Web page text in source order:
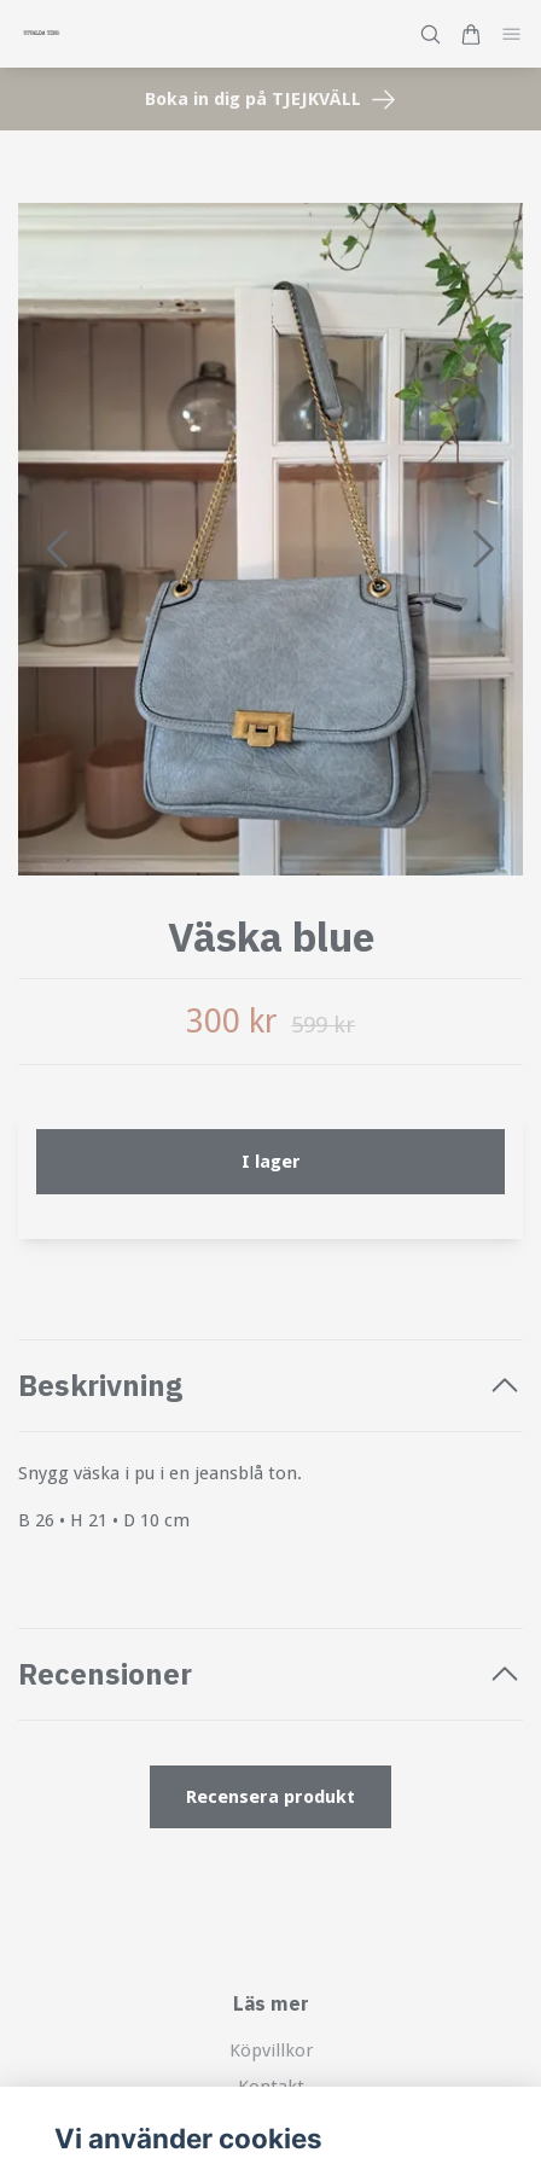
Boka in dig på TJEJKVÄLL
Väska blue
300 kr 599 kr
I lager
Beskrivning
Snygg väska i pu i en jeansblå ton.
B 26 • H 21 • D 10 cm
Recensioner
Recensera produkt
Läs mer
Köpvillkor
Kontakt
Vi använder cookies